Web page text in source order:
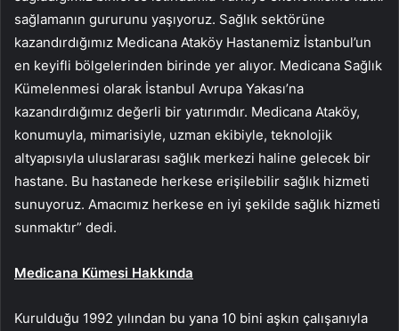
sağlamanın gururunu yaşıyoruz. Sağlık sektörüne
kazandırdığımız Medicana Ataköy Hastanemiz İstanbul’un
en keyifli bölgelerinden birinde yer alıyor. Medicana Sağlık
Kümelenmesi olarak İstanbul Avrupa Yakası’na
kazandırdığımız değerli bir yatırımdır. Medicana Ataköy,
konumuyla, mimarisiyle, uzman ekibiyle, teknolojik
altyapısıyla uluslararası sağlık merkezi haline gelecek bir
hastane. Bu hastanede herkese erişilebilir sağlık hizmeti
sunuyoruz. Amacımız herkese en iyi şekilde sağlık hizmeti
sunmaktır” dedi.
Medicana Kümesi Hakkında
Kurulduğu 1992 yılından bu yana 10 bini aşkın çalışanıyla